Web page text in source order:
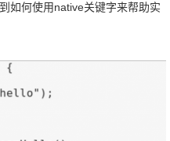
如何使用native关键字来帮助实